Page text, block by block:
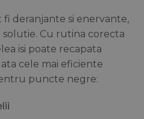
deranjante si enervante,
Cu rutina corecta
isi poate recapata
cele mai eficiente
puncte negre: